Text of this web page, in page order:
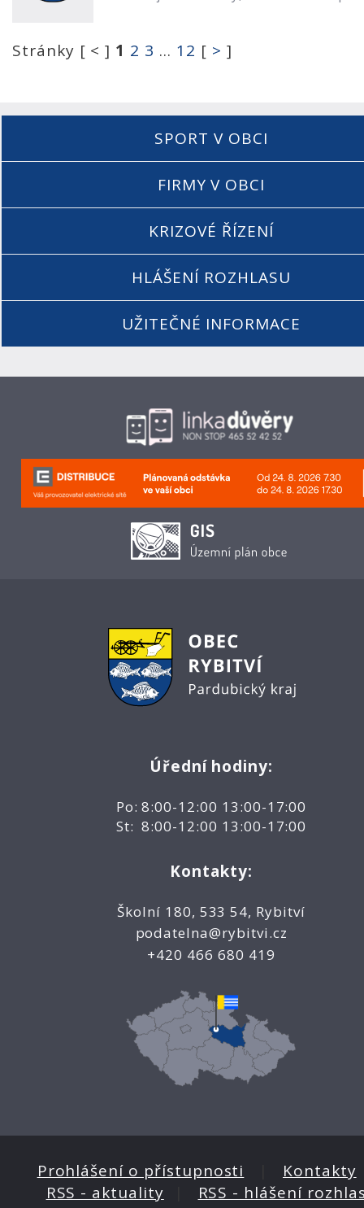
Stránky [ < ] 1 2 3 ... 12 [ > ]
SPORT V OBCI
FIRMY V OBCI
KRIZOVÉ ŘÍZENÍ
HLÁŠENÍ ROZHLASU
UŽITEČNÉ INFORMACE
Úřední hodiny:
Po: 8:00-12:00 13:00-17:00
St: 8:00-12:00 13:00-17:00
Kontakty:
Školní 180, 533 54, Rybitví
podatelna@rybitvi.cz
+420 466 680 419
Prohlášení o přístupnosti Kontakty
RSS - aktuality
RSS - hlášení